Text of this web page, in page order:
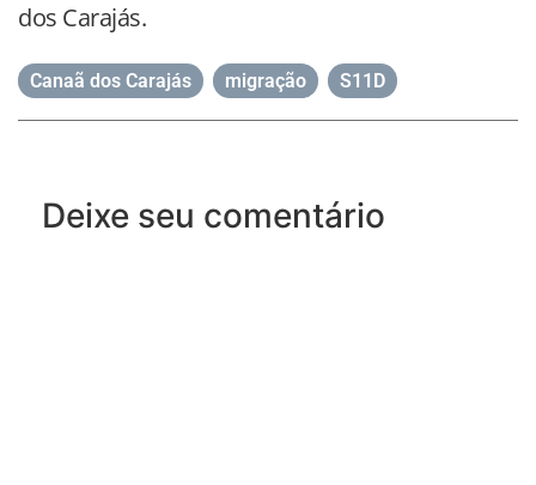
dos Carajás.
Canaã dos Carajás migração S11D
Deixe seu comentário